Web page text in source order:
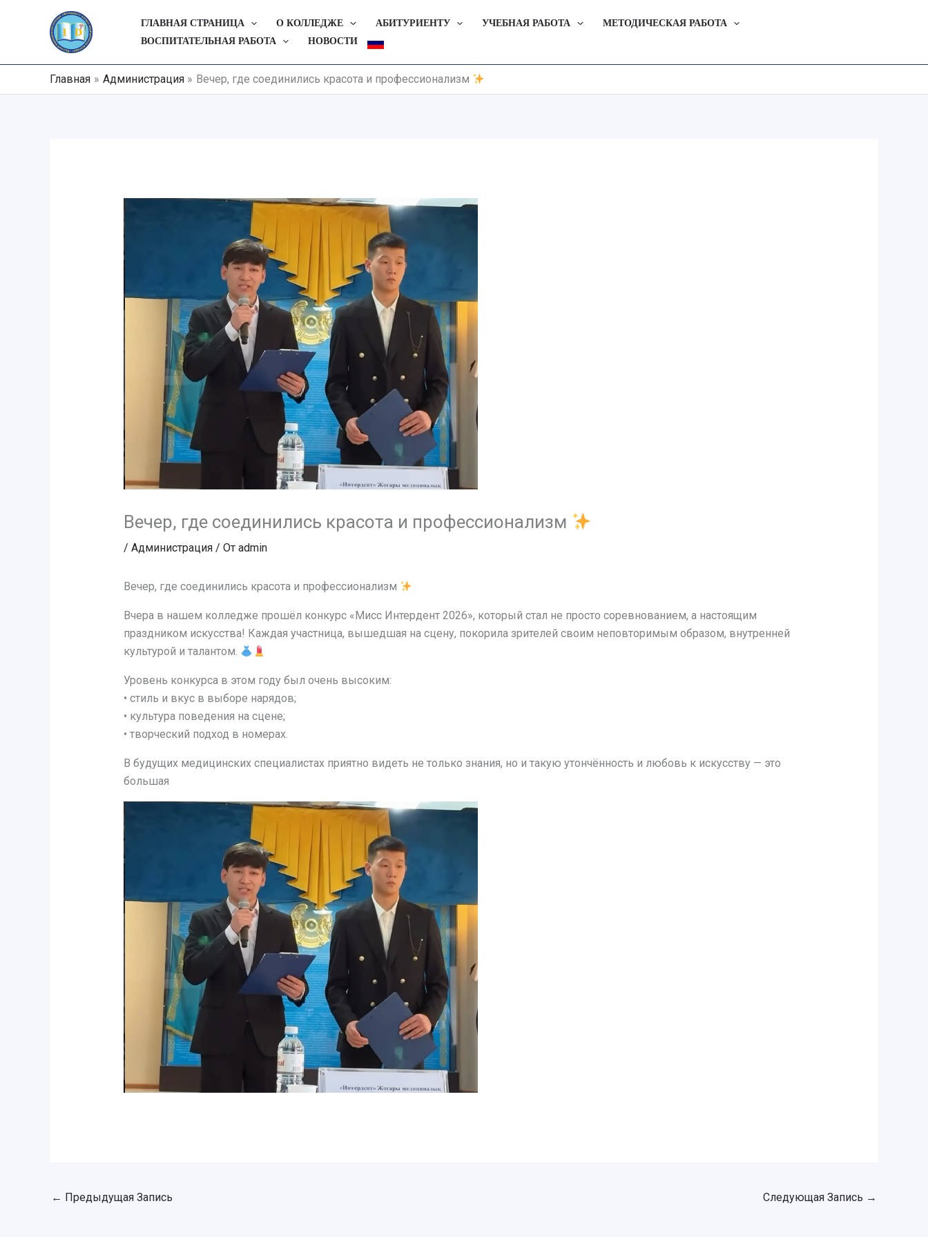
содержимому
ГЛАВНАЯ СТРАНИЦА О КОЛЛЕДЖЕ АБИТУРИЕНТУ УЧЕБНАЯ РАБОТА
МЕТОДИЧЕСКАЯ РАБОТА
ВОСПИТАТЕЛЬНАЯ РАБОТА
НОВОСТИ
Главная Администрация Вечер, где соединились красота и профессионализм
Вечер, где соединились красота и профессионализм
/ Администрация/ От admin
Вечер, где соединились красота и профессионализм
Вчера в нашем колледже прошёл конкурс «Мисс Интердент 2026», который стал не просто соревнованием, а настоящим
праздником искусства! Каждая участница, вышедшая на сцену, покорила зрителей своим неповторимым образом, внутренней
культурой и талантом.
Уровень конкурса в этом году был очень высоким:
• стиль и вкус в выборе нарядов;
• культура поведения на сцене;
• творческий подход в номерах.
В будущих медицинских специалистах приятно видеть не только знания, но и такую утончённость и любовь к искусству — это
большая
← Предыдущая Запись Следующая Запись →